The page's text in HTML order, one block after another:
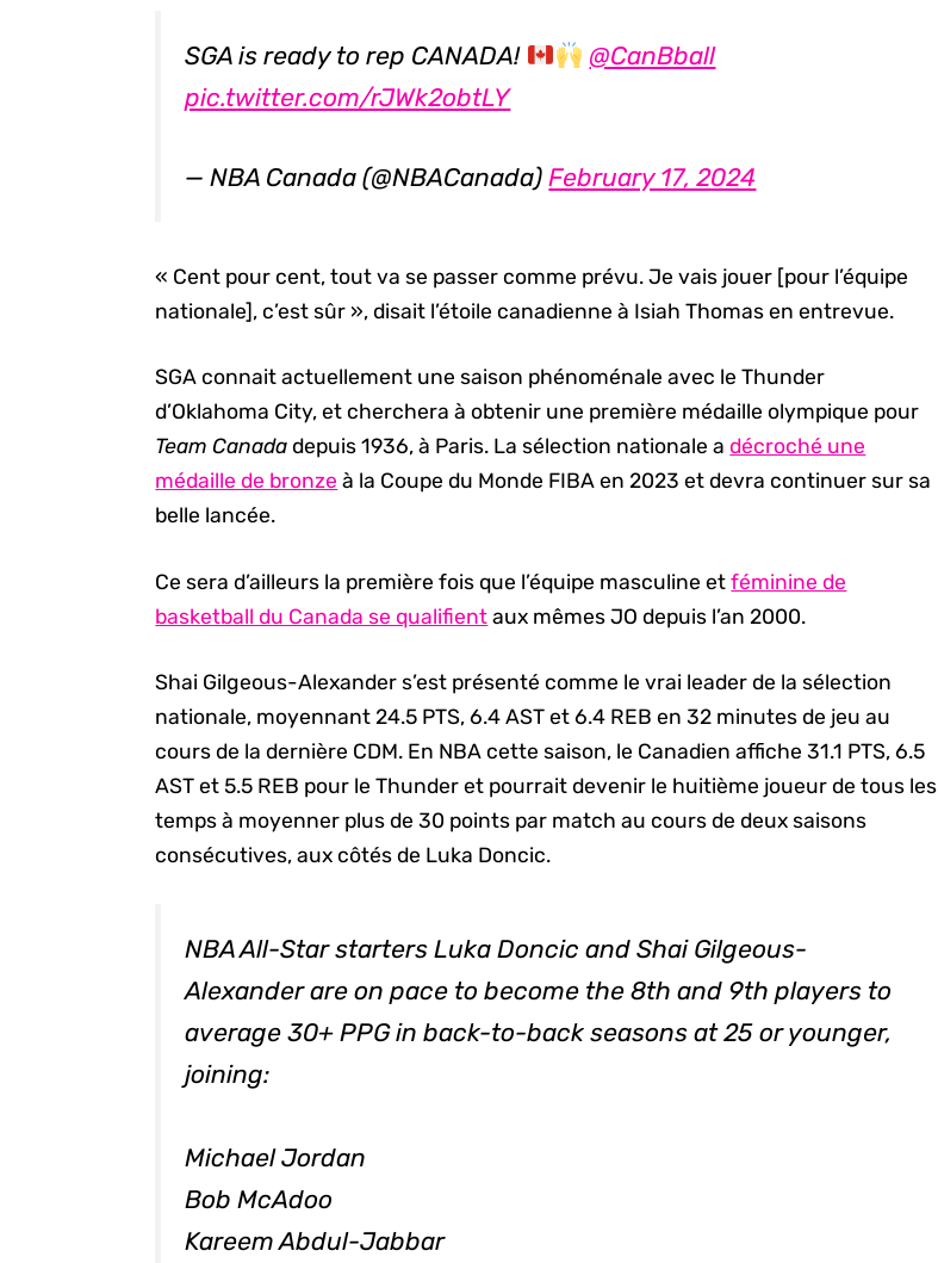
SGA is ready to rep CANADA!
@CanBball
pic.twitter.com/rJWk2obtLY
— NBA Canada (@NBACanada)February 17, 2024
« Cent pour cent, tout va se passer comme prévu. Je vais jouer [pour l’équipe
nationale], c’est sûr », disait l’étoile canadienne à Isiah Thomas en entrevue.
SGA connait actuellement une saison phénoménale avec le Thunder
d’Oklahoma City, et cherchera à obtenir une première médaille olympique pour
Team Canadadepuis 1936, à Paris. La sélection nationale adécroché une
médaille de bronze à la Coupe du Monde FIBA en 2023 et devra continuer sur sa
belle lancée.
Ce sera d’ailleurs la première fois que l’équipe masculine etféminine de
basketball du Canada se qualifient aux mêmes JO depuis l’an 2000.
Shai Gilgeous-Alexander s’est présenté comme le vrai leader de la sélection
nationale, moyennant 24.5 PTS, 6.4 AST et 6.4 REB en 32 minutes de jeu au
cours de la dernière CDM. En NBA cette saison, le Canadien affiche 31.1 PTS, 6.5
AST et 5.5 REB pour le Thunder et pourrait devenir le huitième joueur de tous les
temps à moyenner plus de 30 points par match au cours de deux saisons
consécutives, aux côtés de Luka Doncic.
NBA All-Star starters Luka Doncic and Shai Gilgeous-
Alexander are on pace to become the 8th and 9th players to
average 30+ PPG in back-to-back seasons at 25 or younger,
joining:
Michael Jordan
Bob McAdoo
Kareem Abdul-Jabbar